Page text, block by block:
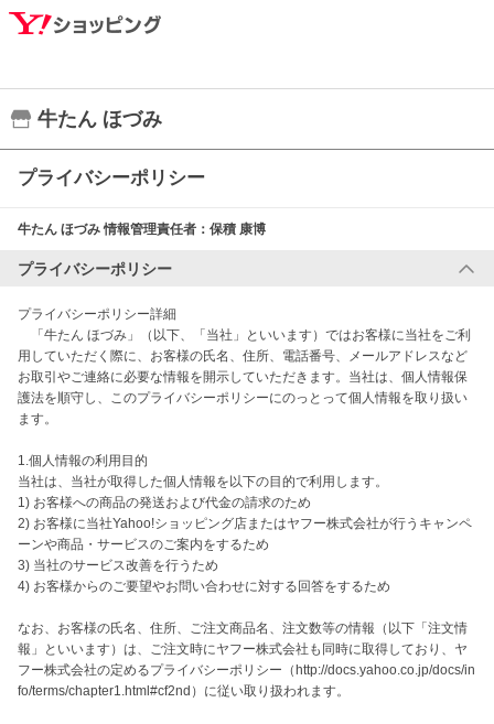
牛たん ほづみ
プライバシーポリシー
牛たん ほづみ情報管理責任者： 保積 康博
プライバシーポリシー
プライバシーポリシー詳細
「牛たん ほづみ」（以下、「当社」といいます）ではお客様に当社をご利
用していただく際に、お客様の氏名、住所、電話番号、メールアドレスなど
お取引やご連絡に必要な情報を開示していただきます。当社は、個人情報保
護法を順守し、このプライバシーポリシーにのっとって個人情報を取り扱い
ます。
1.個人情報の利用目的
当社は、当社が取得した個人情報を以下の目的で利用します。
1) お客様への商品の発送および代金の請求のため
2) お客様に当社Yahoo!ショッピング店またはヤフー株式会社が行うキャンペ
ーンや商品・サービスのご案内をするため
3) 当社のサービス改善を行うため
4) お客様からのご要望やお問い合わせに対する回答をするため
なお、お客様の氏名、住所、ご注文商品名、注文数等の情報（以下「注文情
報」といいます）は、ご注文時にヤフー株式会社も同時に取得しており、ヤ
フー株式会社の定めるプライバシーポリシー（http://docs.yahoo.co.jp/docs/in
fo/terms/chapter1.html#cf2nd）に従い取り扱われます。